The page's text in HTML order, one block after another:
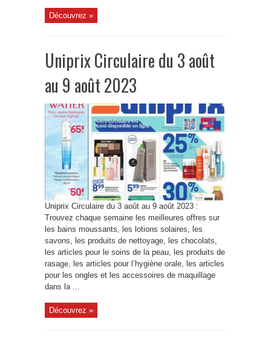
Découvrez »
Uniprix Circulaire du 3 août
au 9 août 2023
Uniprix Circulaire du 3 août au 9 août 2023 :
Trouvez chaque semaine les meilleures offres sur
les bains moussants, les lotions solaires, les
savons, les produits de nettoyage, les chocolats,
les articles pour le soins de la peau, les produits de
rasage, les articles pour l’hygiène orale, les articles
pour les ongles et les accessoires de maquillage
dans la ...
Découvrez »